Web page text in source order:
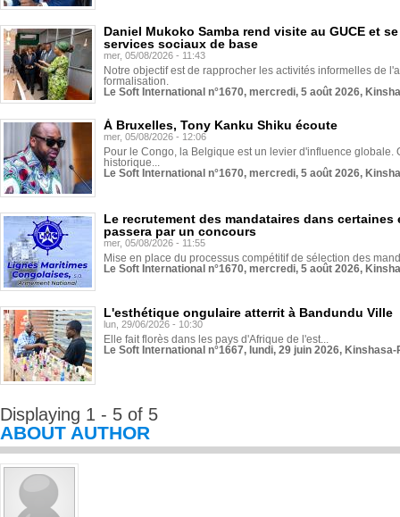
Daniel Mukoko Samba rend visite au GUCE et
services sociaux de base
mer, 05/08/2026 - 11:43
Notre objectif est de rapprocher les activités informelles de
formalisation.
Le Soft International n°1670, mercredi, 5 août 2026,
À Bruxelles, Tony Kanku Shiku écoute
mer, 05/08/2026 - 12:06
Pour le Congo, la Belgique est un levier d'influence globale.
historique...
Le Soft International n°1670, mercredi, 5 août 2026,
Le recrutement des mandataires dans
passera par un concours
mer, 05/08/2026 - 11:55
Mise en place du processus compétitif de sélection des
Le Soft International n°1670, mercredi, 5 août 2026,
L'esthétique ongulaire atterrit à Bandundu Ville
lun, 29/06/2026 - 10:30
Elle fait florès dans les pays d'Afrique de l'est...
Le Soft International n°1667, lundi, 29 juin 2026,
Displaying 1 - 5 of 5
ABOUT AUTHOR